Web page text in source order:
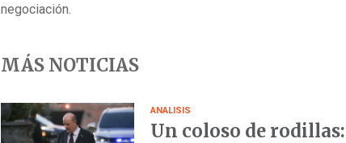
negociación.
MÁS NOTICIAS
ANALISIS
Un coloso de